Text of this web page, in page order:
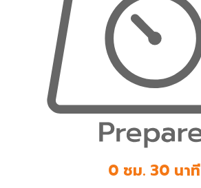
0 ชม. 30 นาที